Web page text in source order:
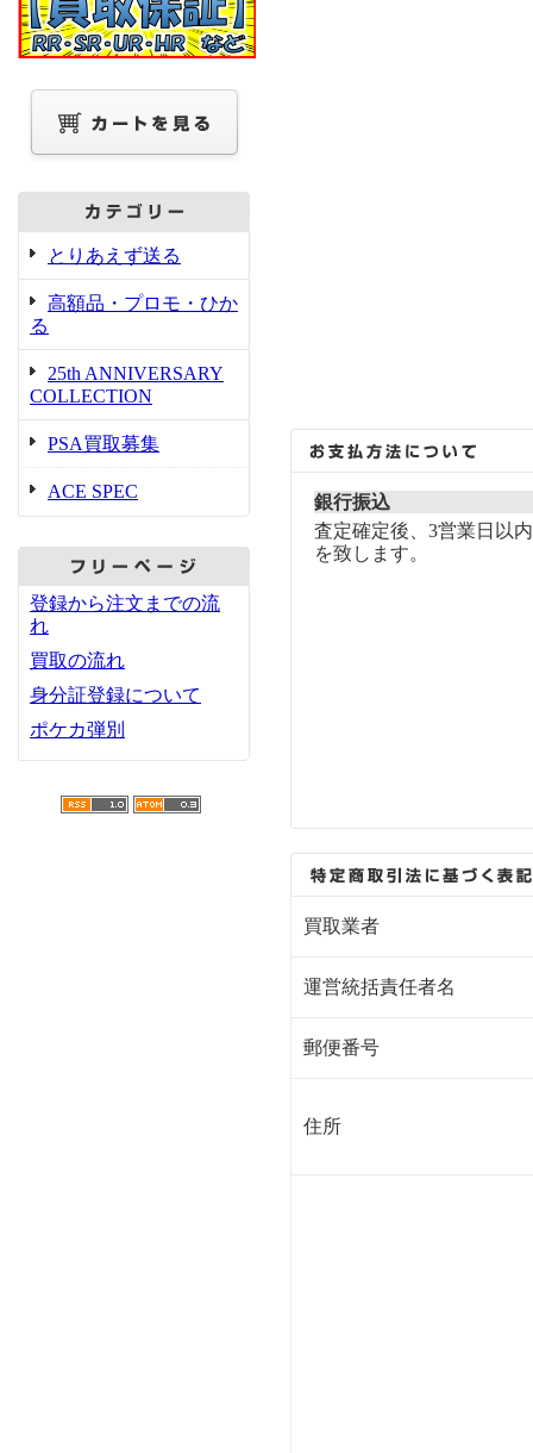
とりあえず送る
高額品・プロモ・ひか
る
25th ANNIVERSARY
COLLECTION
PSA買取募集
ACE SPEC
登録から注文までの流
れ
買取の流れ
身分証登録について
ポケカ弾別
銀行振込
査定確定後、3営業日以
を致します。
買取業者
運営統括責任者名
郵便番号
住所